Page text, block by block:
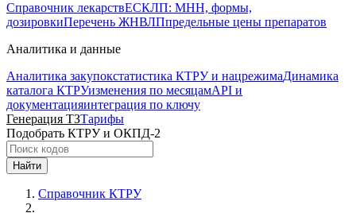
Справочник лекарствЕСКЛП: МНН, формы,
дозировкиПеречень ЖНВЛПпредельные цены препаратов
Аналитика и данные
Аналитика закупокстатистика КТРУ и нацрежимаДинамика
каталога КТРУизменения по месяцамAPI и
документацияинтеграция по ключу
Генерация ТЗТарифы
Подобрать КТРУ и ОКПД-2
Найти
Справочник КТРУ